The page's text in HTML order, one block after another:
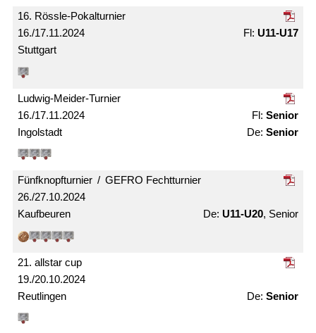
16./17.11.2024
16. Rössle-Pokal­turnier
Stuttgart
U11-U17
16./17.11.2024
Ludwig-Meider-Turnier
Ingolstadt
Senior
Senior
26./27.10.2024
Fünfknopf­turnier / GEFRO Fecht­turnier
Kaufbeuren U11-U20, Senior
19./20.10.2024
21. allstar cup
Reutlingen Senior